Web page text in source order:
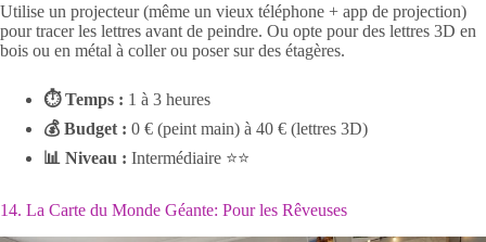
Utilise un projecteur (même un vieux téléphone + app de projection)
pour tracer les lettres avant de peindre. Ou opte pour des lettres 3D en
bois ou en métal à coller ou poser sur des étagères.
⏱ Temps : 1 à 3 heures
💰 Budget : 0 € (peint main) à 40 € (lettres 3D)
📊 Niveau : Intermédiaire ⭐⭐
14. La Carte du Monde Géante: Pour les Rêveuses